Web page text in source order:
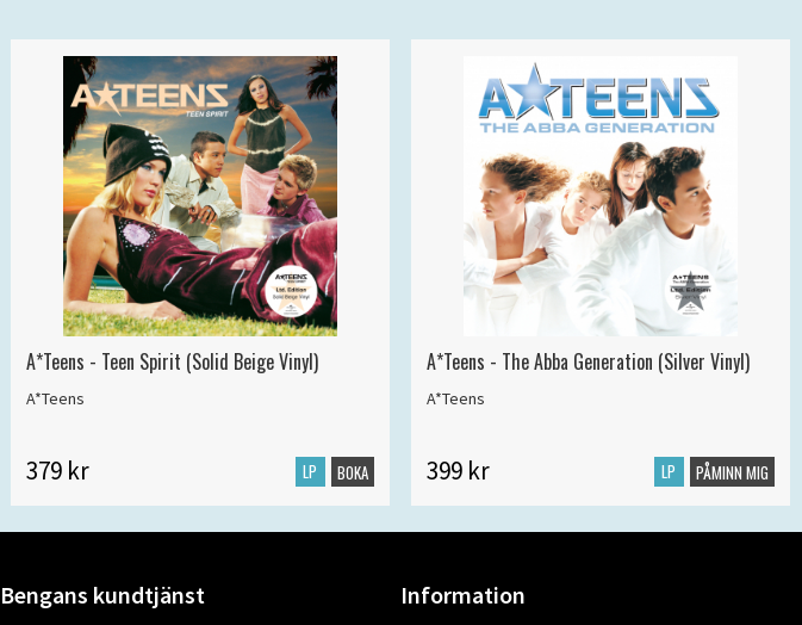
A*Teens - Teen Spirit (Solid Beige Vinyl)
A*Teens
379 kr LP BOKA
A*Teens - The Abba Generation (Silver Vinyl)
A*Teens
399 kr LP PÅMINN MIG
Bengans kundtjänst Information